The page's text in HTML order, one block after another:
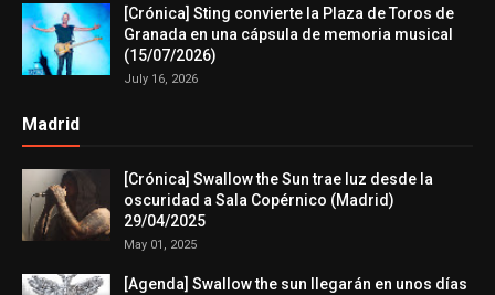
[Crónica] Sting convierte la Plaza de Toros de
Granada en una cápsula de memoria musical
(15/07/2026)
July 16, 2026
Madrid
[Crónica] Swallow the Sun trae luz desde la
oscuridad a Sala Copérnico (Madrid)
29/04/2025
May 01, 2025
[Agenda] Swallow the sun llegarán en unos días